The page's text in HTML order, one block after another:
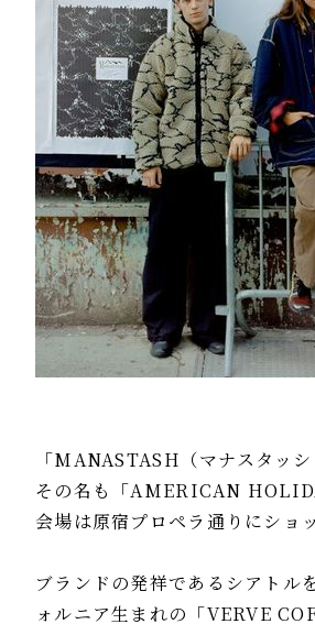
「MANASTASH（マナスタッ
その名も「AMERICAN
会場は原宿プロペラ通りにショ
ブランドの発祥であるシアトル
ォルニア生まれの「VERVE